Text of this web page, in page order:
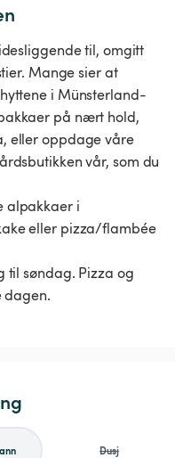
til, omgitt
Mange sier at
i Münsterland-
på nært hold,
eller oppdage våre
vår, som du
alpakkaer i
eller pizza/flambée
til søndag. Pizza og
dagen.
Dusj